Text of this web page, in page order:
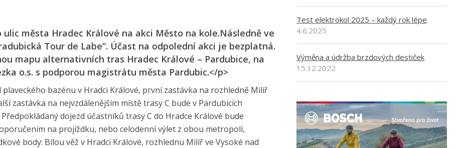
města Hradec Králové na akci Město na kole.Následně ve
Tour de Labe“. Účast na odpolední akci je bezplatná.
mapu alternativních tras Hradec Králové – Pardubice, na
o.s. s podporou magistrátu města Pardubic.</p>
bazénu v Hradci Králové, první zastávka na rozhledně Milíř
zastávka na nejvzdálenějším místě trasy C bude v Pardubicích
dojezd účastníků trasy C do Hradce Králové bude
na projíždku, nebo celodenní výlet z obou metropolí,
body: Bílou věž v Hradci Králové, rozhlednu Milíř ve Vysoké nad
Test elektrokol 2025 – každý rok lépe
4.6.2025
Výměna a údržba brzdových destiček
15.12.2022